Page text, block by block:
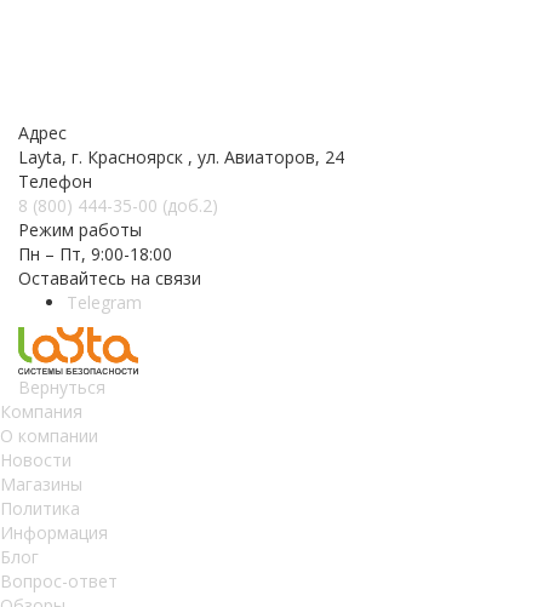
Адрес
Layta, г. Красноярск , ул. Авиаторов, 24
Телефон
8 (800) 444-35-00 (доб.2)
Режим работы
Пн – Пт, 9:00-18:00
Оставайтесь на связи
Telegram
Вернуться
Компания
О компании
Новости
Магазины
Политика
Информация
Блог
Вопрос-ответ